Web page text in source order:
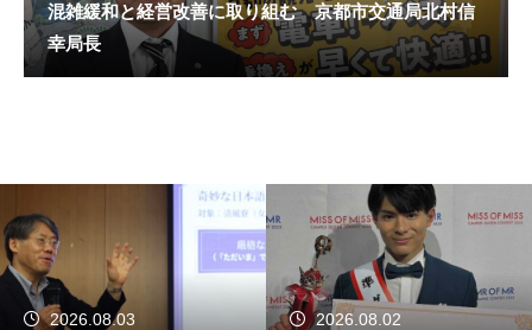
混雑緩和と経営改善に取り組む 京都市交通局北村信
幸局長
2026.08.03 2026.08.02